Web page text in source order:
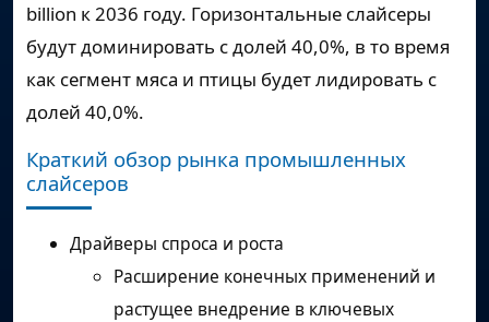
billion к 2036 году. Горизонтальные слайсеры
будут доминировать с долей 40,0%, в то время
как сегмент мяса и птицы будет лидировать с
долей 40,0%.
Краткий обзор рынка промышленных
слайсеров
Драйверы спроса и роста
Расширение конечных применений и
растущее внедрение в ключевых